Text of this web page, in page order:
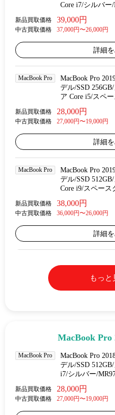
Core i7/シルバー
新品買取価格 39,000円
中古買取価格 37,000円〜26,000円
詳細
MacBook Pro
MacBook Pro
デル/SSD
ア Core i5/スペ
新品買取価格 28,000円
中古買取価格 27,000円〜19,000円
詳細
MacBook Pro
MacBook Pro
デル/SSD
Core i9/スペース
新品買取価格 38,000円
中古買取価格 36,000円〜26,000円
詳細
もっと
MacBook Pro
MacBook Pro
MacBook Pro
デル/SSD
i7/シルバー/
新品買取価格 28,000円
中古買取価格 27,000円〜19,000円